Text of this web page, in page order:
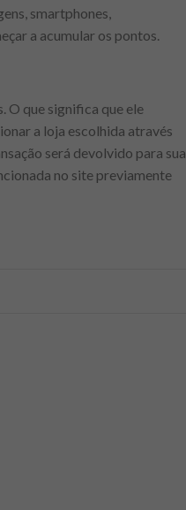
smartphones,
a acumular os pontos.
O que significa que ele
a loja escolhida através
será devolvido para sua
no site previamente